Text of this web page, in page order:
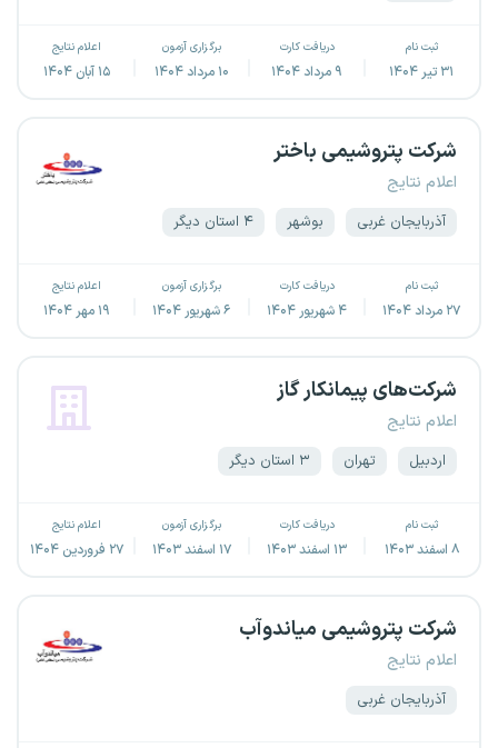
ثبت نام
۳۱ تیر ۱۴۰۴
دریافت کارت
۹ مرداد ۱۴۰۴
برگزاری آزمون
۱۰ مرداد ۱۴۰۴
اعلام نتایج
۱۵ آبان ۱۴۰۴
شرکت پتروشیمی باختر
اعلام نتایج
آذربایجان غربی بوشهر ۴ استان دیگر
ثبت نام
۲۷ مرداد ۱۴۰۴
دریافت کارت
۴ شهریور ۱۴۰۴
برگزاری آزمون
۶ شهریور ۱۴۰۴
اعلام نتایج
۱۹ مهر ۱۴۰۴
شرکت‌های پیمانکار گاز
اعلام نتایج
اردبیل تهران ۳ استان دیگر
ثبت نام
۸ اسفند ۱۴۰۳
دریافت کارت
۱۳ اسفند ۱۴۰۳
برگزاری آزمون
۱۷ اسفند ۱۴۰۳
اعلام نتایج
۲۷ فروردین ۱۴۰۴
شرکت پتروشیمی میاندوآب
اعلام نتایج
آذربایجان غربی